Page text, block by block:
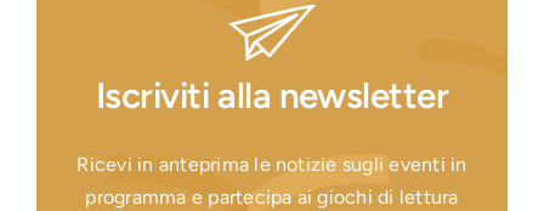
Iscriviti alla newsletter
Ricevi in anteprima le notizie sugli eventi in
programma e partecipa ai giochi di lettura